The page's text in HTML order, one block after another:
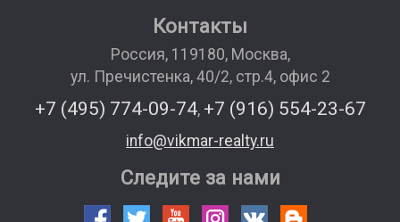
Контакты
Россия, 119180, Москва,
ул. Пречистенка, 40/2, стр.4, офис 2
+7 (495) 774-09-74, +7 (916) 554-23-67
info@vikmar-realty.ru
Следите за нами